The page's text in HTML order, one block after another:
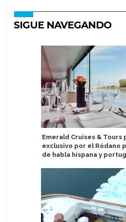
SIGUE NAVEGANDO
Emerald Cruises & Tours
exclusivo por el Ródano
de habla hispana y